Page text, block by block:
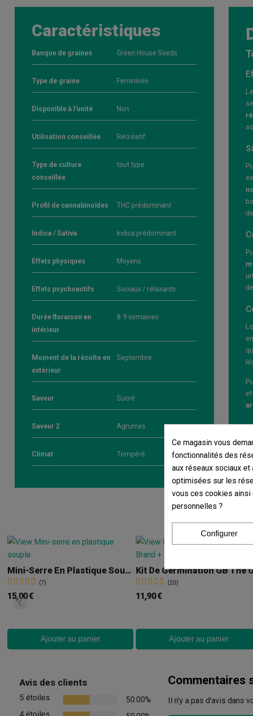
Caractéristiques
Banque de graines Green House Seeds
Type de graine Feminisée
Disponible à l'unité Non
Utilisation conseillée Récréatif
Type de culture
conseillée
tout type
Profil de cannabinoïdes THC prédominant
Indica / Sativa Indica prédominant
Effets physiques Moyens
Effets psychoactifs Sociaux / relaxants
Durée floraison en
intérieur
8-9 semaines
Moment de la récolte en
extérieur
Septembre
Saveur Sucré
Saveur 2 Agrumes
Climat Tempéré
Mini-Serre En Plastique Souple 39 X 59 X 21 Cm
(7)
15,00 €
Ajouter au panier
(20)
11,90 €
Ajouter au panier
Avis des clients
5 étoiles
50.00%
4 étoiles
Commentaires
Il n'y a pas d'avis dans
Ce magasin vous
fonctionnalités des
aux réseaux sociaux
optimisées sur les
vous ces cookies
personnelles ?
Configurer